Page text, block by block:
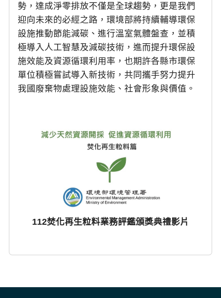
勢，達成淨零排放不僅是全球趨勢，更是我們
迎向未來的必經之路，環境部將持續輔導環保
設施推動節能減碳、進行溫室氣體盤查，並積
極導入人工智慧及減碳技術，進而提升環保設
施效能及資源循環利用率，也期許各縣市環保
單位積極嘗試導入新技術，共同攜手努力提升
我國廢棄物處理設施效能、社會形象與價值。
112焚化再生粒料業務評鑑頒獎典禮影片